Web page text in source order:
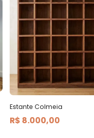
Estante Colmeia
R$ 8.000,00